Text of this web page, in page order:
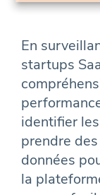
En
startups
identifier
prendre
données
la